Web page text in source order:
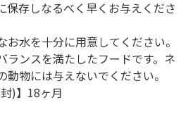
保存しなるべく早くお与えくださ
お水を十分に用意してください。
ランスを満たしたフードです。ネ
物には与えないでください。
)】18ヶ月